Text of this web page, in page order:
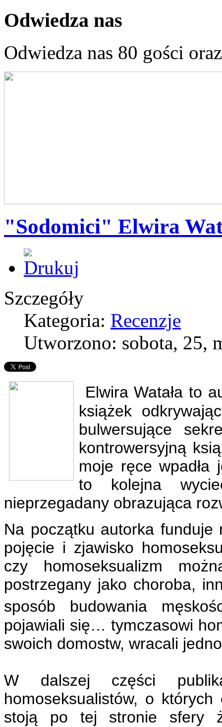
Odwiedza nas
Odwiedza nas 80 gości
"Sodomici" Elwira
Szczegóły
Kategoria: Recenzje
Utworzono: sobota, 25,
Elwira Watała to
książek
bulwersujące
kontrowersyjną
moje ręce wpadła
to kolejna
nieprzegadany obrazująca
Na początku autorka
pojęcie i zjawisko
czy homoseksualizm
postrzegany jako choroba,
sposób budowania
pojawiali się… tymczasowi
swoich domostw, wracali
W dalszej części
homoseksualistów, o
stoją po tej stronie sfery